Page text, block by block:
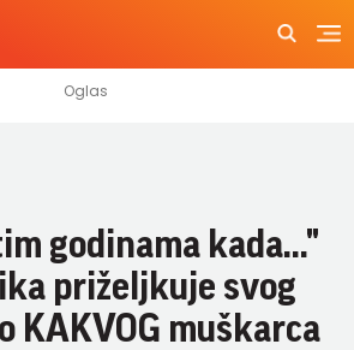
godinama kada..."
priželjkuje svog
KAKVOG muškarca